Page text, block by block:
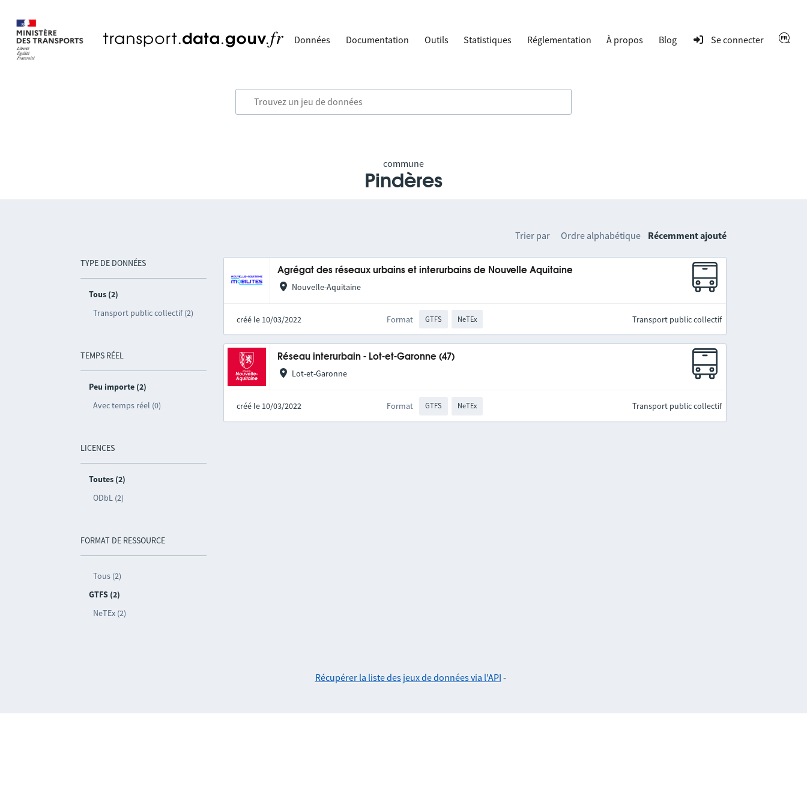
Données Documentation Outils Statistiques Réglementation À propos Blog Se connecter
commune
Pindères
TYPE DE DONNÉES
Tous (2)
Transport public collectif (2)
TEMPS RÉEL
Peu importe (2)
Avec temps réel (0)
LICENCES
Toutes (2)
ODbL (2)
FORMAT DE RESSOURCE
Tous (2)
GTFS (2)
NeTEx (2)
Trier par Ordre alphabétique Récemment ajouté
Agrégat des réseaux urbains et interurbains de Nouvelle Aquitaine
Nouvelle-Aquitaine
créé le 10/03/2022 Format GTFS NeTEx Transport public collectif
Réseau interurbain - Lot-et-Garonne (47)
Lot-et-Garonne
créé le 10/03/2022 Format GTFS NeTEx Transport public collectif
Récupérer la liste des jeux de données via l'API -